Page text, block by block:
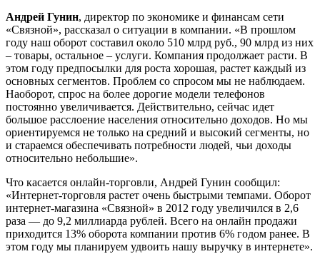
Андрей Гунин, директор по экономике и финансам сети
«Связной», рассказал о ситуации в компании. «В прошлом
году наш оборот составил около 510 млрд руб., 90 млрд из них
– товары, остальное – услуги. Компания продолжает расти. В
этом году предпосылки для роста хорошая, растет каждый из
основных сегментов. Проблем со спросом мы не наблюдаем.
Наоборот, спрос на более дорогие модели телефонов
постоянно увеличивается. Действительно, сейчас идет
большое расслоение населения относительно доходов. Но мы
ориентируемся не только на средний и высокий сегменты, но
и стараемся обеспечивать потребности людей, чьи доходы
относительно небольшие».
Что касается онлайн-торговли, Андрей Гунин сообщил:
«Интернет-торговля растет очень быстрыми темпами. Оборот
интернет-магазина «Связной» в 2012 году увеличился в 2,6
раза — до 9,2 миллиарда рублей. Всего на онлайн продажи
приходится 13% оборота компании против 6% годом ранее. В
этом году мы планируем удвоить нашу выручку в интернете».